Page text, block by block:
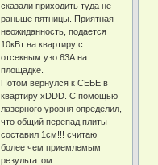
сказали приходить туда не
раньше пятницы. Приятная
неожиданность, подается
10кВт на квартиру с
отсекным узо 63А на
площадке.
Потом вернулся к СЕБЕ в
квартиру xDDD. С помощью
лазерного уровня определил,
что общий перепад плиты
составил 1см!!! считаю
более чем приемлемым
результатом.